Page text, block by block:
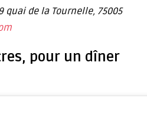
quai de la Tournelle, 75005
pour un dîner